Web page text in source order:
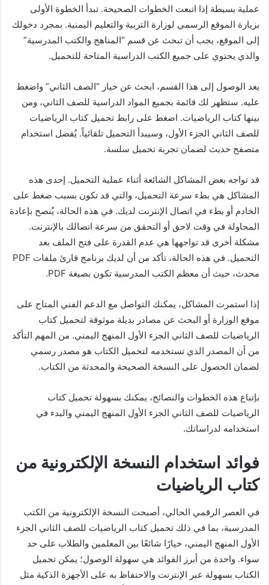
عملية بسيطة إذا اتبعت الخطوات الصحيحة. تبدأ الخطوة الأولى
بزيارة الموقع الرسمي لوزارة التربية والتعليم اليمنية. بمجرد دخولك
إلى الموقع، يجب أن تبحث عن قسم “المناهج والكتب المدرسية”
والذي يحتوي على جميع الكتب الدراسية المتاحة للتحميل.
بعد الوصول إلى هذا القسم، ابحث عن خيار “الصف الثاني” واضغط
عليه. ستظهر لك قائمة بجميع المواد الدراسية للصف الثاني، ومن
بينها كتاب الرياضيات. اضغط على رابط تحميل كتاب الرياضيات
للصف الثاني الجزء الأول، وسيبدأ التحميل تلقائياً. يُفضل استخدام
متصفح حديث لضمان تجربة تحميل سلسة.
قد تواجه بعض المشاكل الشائعة أثناء عملية التحميل. إحدى هذه
المشاكل هي بطء سرعة التحميل، والتي قد تكون بسبب ضغط على
الخادم أو بطء في اتصال الإنترنت لديك. في هذه الحالة، يُنصح بإعادة
المحاولة في وقت لاحق أو التحقق من سرعة اتصالك بالإنترنت.
مشكلة أخرى قد تواجهها هي عدم القدرة على فتح الملف بعد
التحميل. في هذه الحالة، تأكد من أن لديك برنامج قارئ ملفات PDF
محدث، حيث أن معظم الكتب المدرسية تكون بصيغة PDF.
إذا استمرت المشاكل، يمكنك التواصل مع الدعم الفني المتاح على
موقع الوزارة أو البحث عن مصادر بديلة موثوقة لتحميل كتاب
الرياضيات للصف الثاني الجزء الأول المنهج اليمني. من المهم التأكد
من أن المصدر الذي تستخدمه لتحميل الكتاب هو مصدر رسمي
لضمان الحصول على النسخة الصحيحة والمحدثة من الكتاب.
بإتباع هذه الخطوات والنصائح، يمكنك بسهولة تحميل كتاب
الرياضيات للصف الثاني الجزء الأول المنهج اليمني والبدء في
استخدامه لدراساتك.
فوائد استخدام النسخة الإلكترونية من
كتاب الرياضيات
في العصر الرقمي الحالي، أصبحت النسخة الإلكترونية من الكتب
المدرسية، بما في ذلك تحميل كتاب الرياضيات للصف الثاني الجزء
الأول المنهج اليمني، خيارًا شائعًا بين المعلمين والطلاب على حد
سواء. واحدة من أبرز الفوائد هي سهولة الوصول؛ يمكن تحميل
الكتاب بسهولة عبر الإنترنت والاحتفاظ به على الأجهزة الذكية مثل